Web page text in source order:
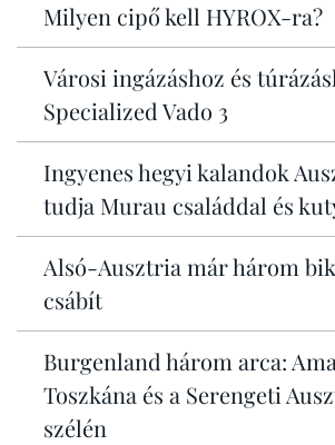
Milyen cipő kell HYROX-ra?
Városi ingázáshoz és
Specialized Vado 3
Ingyenes hegyi kalandok
tudja Murau családdal és
Alsó-Ausztria már három
csábít
Burgenland három arca:
Toszkána és a Serengeti
szélén